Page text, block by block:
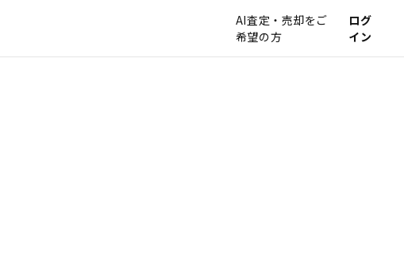
AI査定・売却をご
希望の方
ログ
イン